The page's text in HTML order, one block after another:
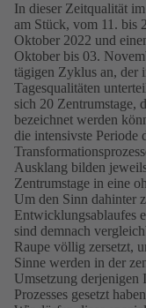
In dieser Zeitqualität
am Stück, vom 11. bis
Oktober 2022 und
Oktober bis 03.
tägigen Zyklus an, der
Tagesqualitäten
sich 20 Zentrumstage,
bezeichnet werden
die intensivste Periode
Ausklang bilden
Zentrumstage in eine
Um den Sinn dahinter
Entwicklungsablaufes
sind demnach
Raupe völlig zersetzt,
Sinne werden in der
Umsetzung derjenigen
Prozesses gesetzt